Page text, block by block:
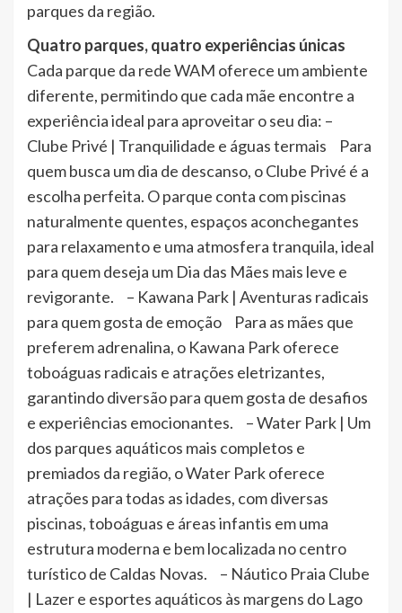
parques da região.
Quatro parques, quatro experiências únicas
Cada parque da rede WAM oferece um ambiente
diferente, permitindo que cada mãe encontre a
experiência ideal para aproveitar o seu dia: –
Clube Privé | Tranquilidade e águas termais Para
quem busca um dia de descanso, o Clube Privé é a
escolha perfeita. O parque conta com piscinas
naturalmente quentes, espaços aconchegantes
para relaxamento e uma atmosfera tranquila, ideal
para quem deseja um Dia das Mães mais leve e
revigorante. – Kawana Park | Aventuras radicais
para quem gosta de emoção Para as mães que
preferem adrenalina, o Kawana Park oferece
toboáguas radicais e atrações eletrizantes,
garantindo diversão para quem gosta de desafios
e experiências emocionantes. – Water Park | Um
dos parques aquáticos mais completos e
premiados da região, o Water Park oferece
atrações para todas as idades, com diversas
piscinas, toboáguas e áreas infantis em uma
estrutura moderna e bem localizada no centro
turístico de Caldas Novas. – Náutico Praia Clube
| Lazer e esportes aquáticos às margens do Lago